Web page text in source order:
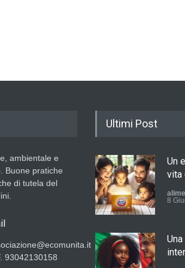
ambientale e
Buone pratiche
di tutela del
93042130158
Ultimi Post
Un
vita
8